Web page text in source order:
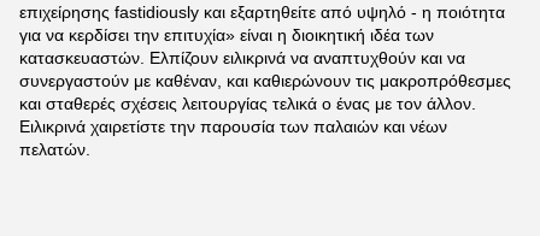
επιχείρησης fastidiously και εξαρτηθείτε από υψηλό - η ποιότητα
για να κερδίσει την επιτυχία» είναι η διοικητική ιδέα των
κατασκευαστών. Ελπίζουν ειλικρινά να αναπτυχθούν και να
συνεργαστούν με καθέναν, και καθιερώνουν τις μακροπρόθεσμες
και σταθερές σχέσεις λειτουργίας τελικά ο ένας με τον άλλον.
Ειλικρινά χαιρετίστε την παρουσία των παλαιών και νέων
πελατών.